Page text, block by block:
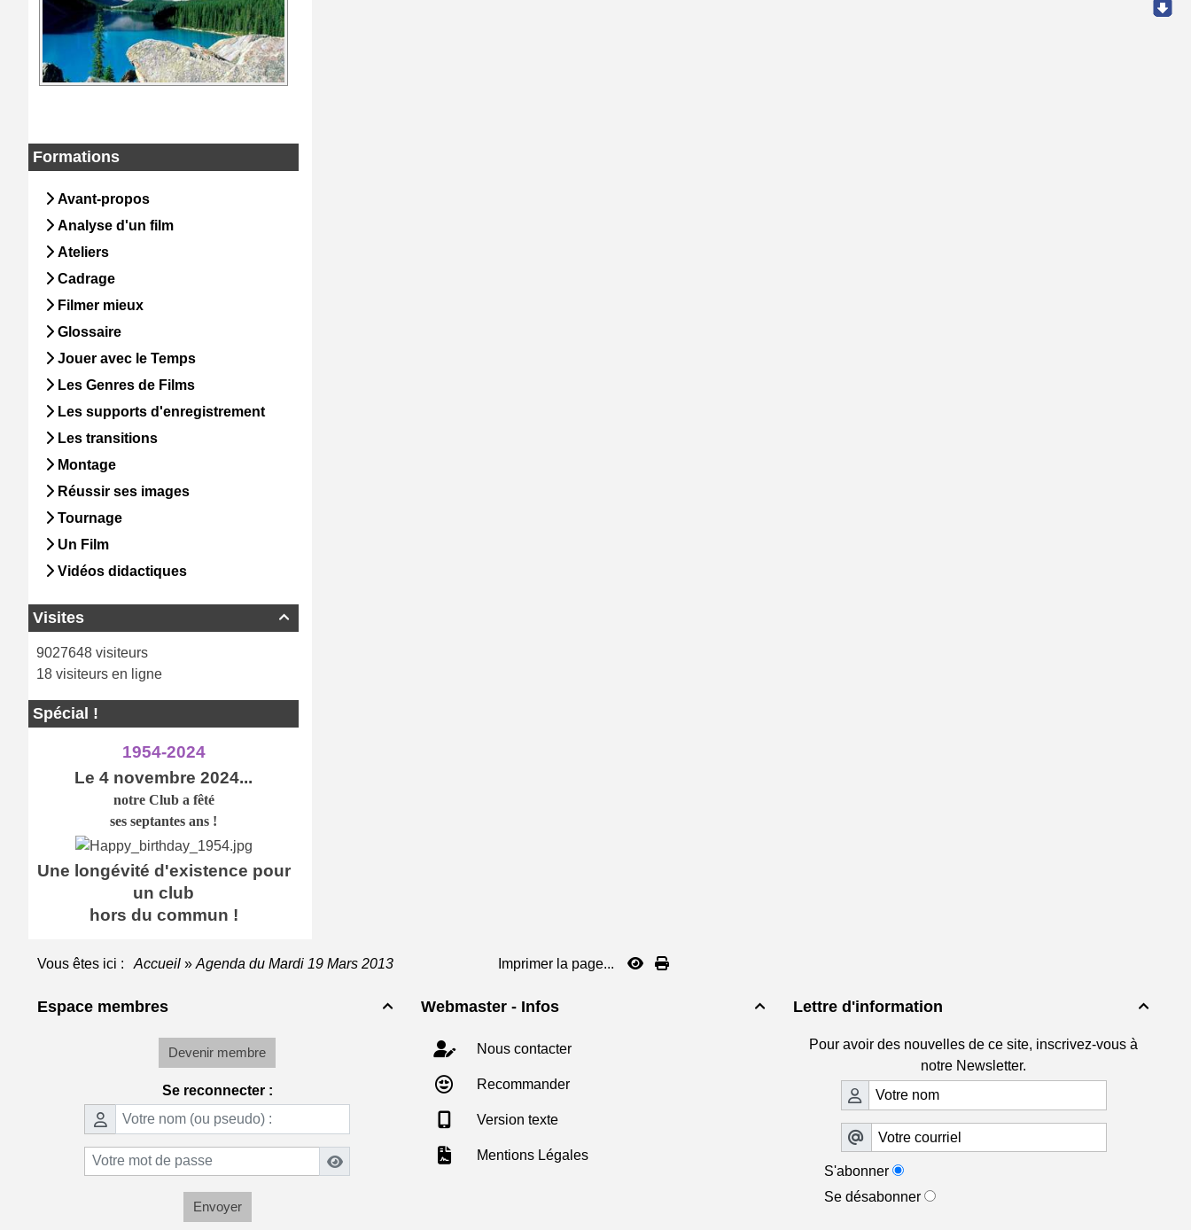
Formations
Avant-propos
Analyse d'un film
Ateliers
Cadrage
Filmer mieux
Glossaire
Jouer avec le Temps
Les Genres de Films
Les supports d'enregistrement
Les transitions
Montage
Réussir ses images
Tournage
Un Film
Vidéos didactiques

Visites
9027648 visiteurs
18 visiteurs en ligne
Spécial !
1954-2024
Le 4 novembre 2024...
notre Club a fêté
ses septantes ans !
Une longévité d'existence pour
un club
hors du commun !
Vous êtes ici : Accueil » Agenda du Mardi 19 Mars 2013 Imprimer la page...

Espace membres
Devenir membre
Se reconnecter :
Envoyer

Webmaster - Infos
Nous contacter
Recommander
Version texte
Mentions Légales

Lettre d'information
Pour avoir des nouvelles de ce site, inscrivez-vous à
notre Newsletter.
S'abonner
Se désabonner